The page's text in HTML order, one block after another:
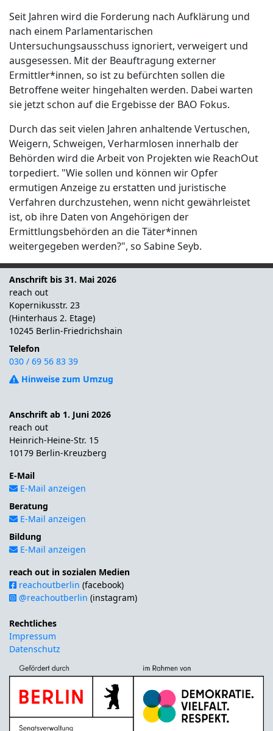
Seit Jahren wird die Forderung nach Aufklärung und
nach einem Parlamentarischen
Untersuchungsausschuss ignoriert, verweigert und
ausgesessen. Mit der Beauftragung externer
Ermittler*innen, so ist zu befürchten sollen die
Betroffene weiter hingehalten werden. Dabei warten
sie jetzt schon auf die Ergebisse der BAO Fokus.
Durch das seit vielen Jahren anhaltende Vertuschen,
Weigern, Schweigen, Verharmlosen innerhalb der
Behörden wird die Arbeit von Projekten wie ReachOut
torpediert. "Wie sollen und können wir Opfer
ermutigen Anzeige zu erstatten und juristische
Verfahren durchzustehen, wenn nicht gewährleistet
ist, ob ihre Daten von Angehörigen der
Ermittlungsbehörden an die Täter*innen
weitergegeben werden?", so Sabine Seyb.
Anschrift bis 31. Mai 2026
reach out
Kopernikusstr. 23
(Hinterhaus 2. Etage)
10245 Berlin-Friedrichshain
Telefon
030 / 69 56 83 39
Hinweise zum Umzug
Anschrift ab 1. Juni 2026
reach out
Heinrich-Heine-Str. 15
10179 Berlin-Kreuzberg
E-Mail
E-Mail anzeigen
Beratung
E-Mail anzeigen
Bildung
E-Mail anzeigen
reach out in sozialen Medien
reachoutberlin (facebook)
@reachoutberlin (instagram)
Rechtliches
Impressum
Datenschutz